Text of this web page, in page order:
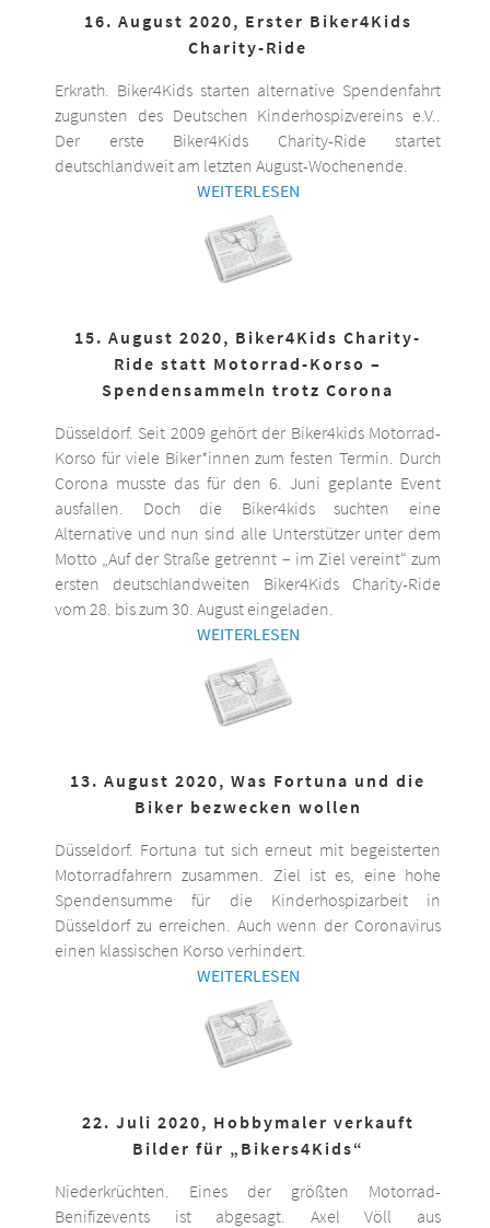
16. August 2020, Erster Biker4Kids
Charity-Ride
Erkrath. Biker4Kids starten alternative Spendenfahrt
zugunsten des Deutschen Kinderhospizvereins e.V..
Der erste Biker4Kids Charity-Ride startet
deutschlandweit am letzten August-Wochenende.
WEITERLESEN
15. August 2020, Biker4Kids Charity-
Ride statt Motorrad-Korso –
Spendensammeln trotz Corona
Düsseldorf. Seit 2009 gehört der Biker4kids Motorrad-
Korso für viele Biker*innen zum festen Termin. Durch
Corona musste das für den 6. Juni geplante Event
ausfallen. Doch die Biker4kids suchten eine
Alternative und nun sind alle Unterstützer unter dem
Motto „Auf der Straße getrennt – im Ziel vereint“ zum
ersten deutschlandweiten Biker4Kids Charity-Ride
vom 28. bis zum 30. August eingeladen.
WEITERLESEN
13. August 2020, Was Fortuna und die
Biker bezwecken wollen
Düsseldorf. Fortuna tut sich erneut mit begeisterten
Motorradfahrern zusammen. Ziel ist es, eine hohe
Spendensumme für die Kinderhospizarbeit in
Düsseldorf zu erreichen. Auch wenn der Coronavirus
einen klassischen Korso verhindert.
WEITERLESEN
22. Juli 2020, Hobbymaler verkauft
Bilder für „Bikers4Kids“
Niederkrüchten. Eines der größten Motorrad-
Benifizevents ist abgesagt. Axel Völl aus